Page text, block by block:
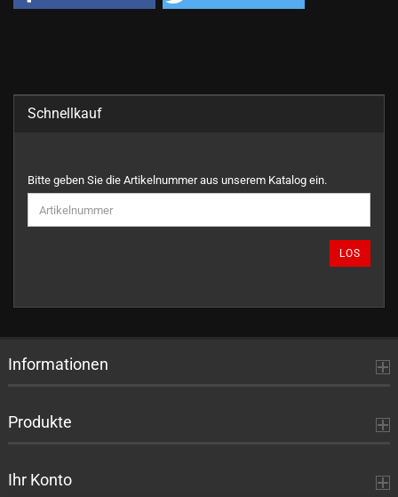
Schnellkauf
BITTE
GEBEN
SIE
DIE
EIN.
Bitte geben Sie die Artikelnummer aus unserem Katalog ein.
LOS
Informationen
Produkte
Ihr Konto